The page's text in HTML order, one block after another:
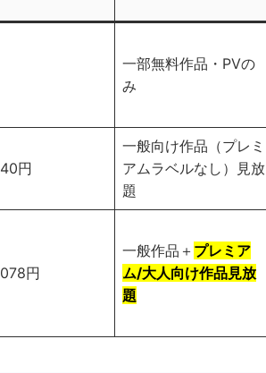
一部無料作品・PVの
み
円
一般向け作品（プレミ
アムラベルなし）見放
題
円
一般作品＋ プレミア
ム/大人向け作品見放
題